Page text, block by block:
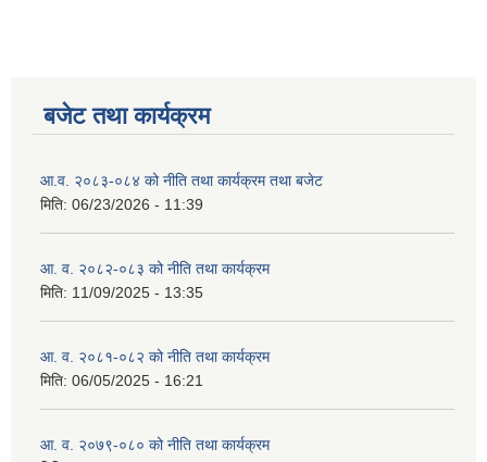
बजेट तथा कार्यक्रम
आ.व. २०८३-०८४ को नीति तथा कार्यक्रम तथा बजेट
मिति: 06/23/2026 - 11:39
आ. व. २०८२-०८३ को नीति तथा कार्यक्रम
मिति: 11/09/2025 - 13:35
आ. व. २०८१-०८२ को नीति तथा कार्यक्रम
मिति: 06/05/2025 - 16:21
आ. व. २०७९-०८० को नीति तथा कार्यक्रम